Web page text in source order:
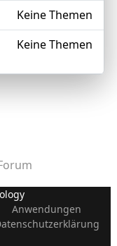
Keine Themen
Keine Themen
Anwendungen